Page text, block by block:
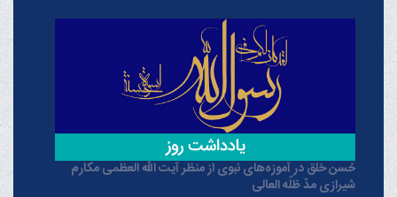
حُسن خلق در آموزه‌های نبوی از منظر آیت الله العظمی مکارم
شیرازی مدّ ظلّه العالی